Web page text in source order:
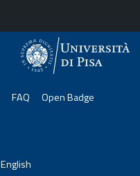
FAQ
Open Badge
English